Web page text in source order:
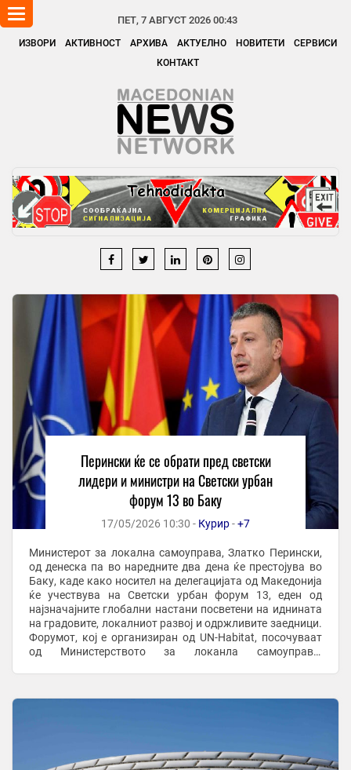
ПЕТ, 7 АВГУСТ 2026 00:43
ИЗВОРИ АКТИВНОСТ АРХИВА АКТУЕЛНО НОВИТЕТИ
СЕРВИСИ
КОНТАКТ
Toggle
navigation
Перински ќе се обрати пред светски
лидери и министри на Светски урбан
форум 13 во Баку
17/05/2026 10:30 - Курир-+7
Министерот за локална самоуправа, Златко Перински,
од денеска па во наредните два дена ќе престојува во
Баку, каде како носител на делегацијата од Македонија
ќе учествува на Светски урбан форум 13, еден од
најзначајните глобални настани посветени на иднината
на градовите, локалниот развој и одржливите заедници.
Форумот, кој е организиран од UN-Habitat, посочуваат
од Министерството за локанла самоуправа,